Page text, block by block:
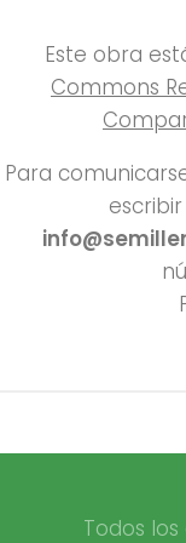
Este obra
Commons
Para
Todos